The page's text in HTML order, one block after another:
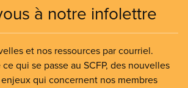
à notre infolettre
et nos ressources par courriel.
ce qui se passe au SCFP, des nouvelles
qui concernent nos membres